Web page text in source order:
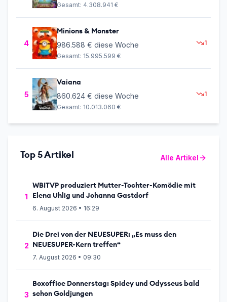
Gesamt: 4.308.941 €
4
Minions & Monster
986.588 € diese Woche
Gesamt: 15.995.599 €
1
5
Vaiana
860.624 € diese Woche
Gesamt: 10.013.060 €
1
Top 5 Artikel Alle Artikel
1
WBITVP produziert Mutter-Tochter-Komödie mit
Elena Uhlig und Johanna Gastdorf
6. August 2026 • 16:29
2
Die Drei von der NEUESUPER: „Es muss den
NEUESUPER-Kern treffen“
7. August 2026 • 09:30
3
Boxoffice Donnerstag: Spidey und Odysseus bald
schon Goldjungen